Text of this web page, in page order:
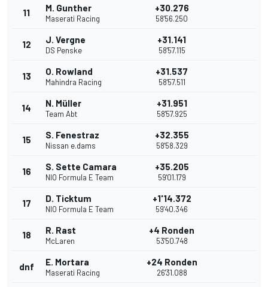
11 M. Gunther
Maserati Racing
+30.276
58'56.250
12 J. Vergne
DS Penske
+31.141
58'57.115
13 O. Rowland
Mahindra Racing
+31.537
58'57.511
14 N. Müller
Team Abt
+31.951
58'57.925
15 S. Fenestraz
Nissan e.dams
+32.355
58'58.329
16 S. Sette Camara
NIO Formula E Team
+35.205
59'01.179
17 D. Ticktum
NIO Formula E Team
+1'14.372
59'40.346
18 R. Rast
McLaren
+4 Ronden
53'50.748
dnf E. Mortara
Maserati Racing
+24 Ronden
26'31.088